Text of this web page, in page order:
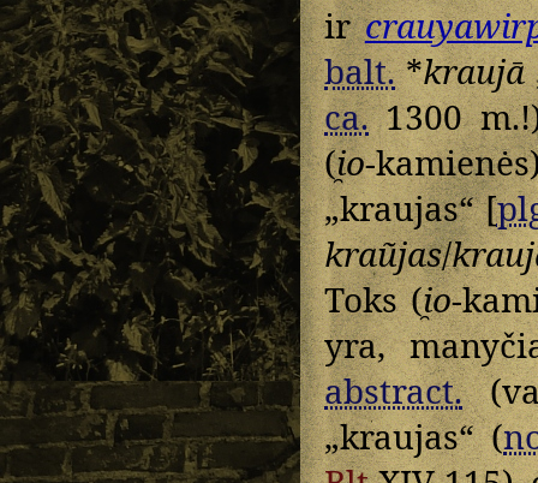
ir
balt.*kraujā
ca.1300
(i̯o-
„kraujas“ [
kraũjas/
Toks (i̯o-
yra,
abstract.
„kraujas“ (